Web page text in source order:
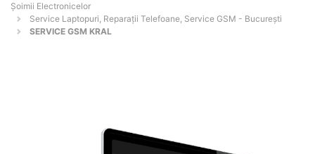
Șoimii Electronicelor
Service Laptopuri, Reparații Telefoane, Service GSM - Bucureşti
SERVICE GSM KRAL